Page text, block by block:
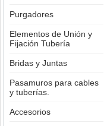
Purgadores
Elementos de Unión y
Fijación Tubería
Bridas y Juntas
Pasamuros para cables
y tuberías.
Accesorios